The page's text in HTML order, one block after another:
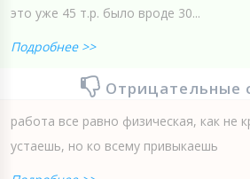
это уже 45 т.р. было вроде 30...
Подробнее >>
Отрицательные
работа все равно физическая, как не
устаешь, но ко всему привыкаешь